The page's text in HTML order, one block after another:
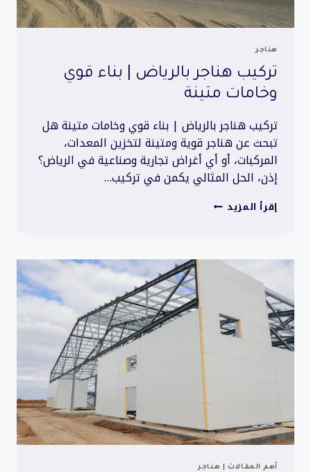
هناجر
تركيب هناجر بالرياض | بناء قوي
وخامات متينة
تركيب هناجر بالرياض | بناء قوي وخامات متينة هل
تبحث عن هناجر قوية ومتينة لتخزين المعدات،
المركبات، أو أي أغراض تجارية وصناعية في الرياض؟
إذن، الحل المثالي يكمن في تركيب…
إقرأ المزيد تركيب
بناء
وخامات
أهم المقالات هناجر